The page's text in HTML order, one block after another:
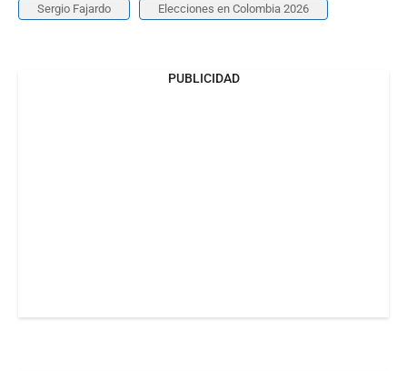
Sergio Fajardo Elecciones en Colombia 2026
PUBLICIDAD